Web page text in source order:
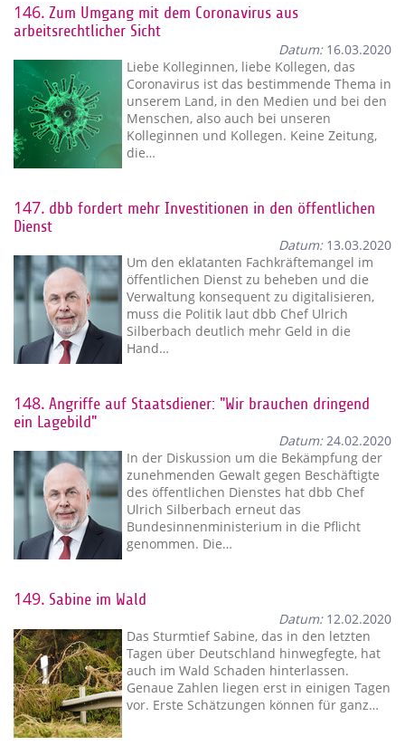
146. Zum Umgang mit dem Coronavirus aus
arbeitsrechtlicher Sicht
Datum:16.03.2020
Liebe Kolleginnen, liebe Kollegen, das
Coronavirus ist das bestimmende Thema in
unserem Land, in den Medien und bei den
Menschen, also auch bei unseren
Kolleginnen und Kollegen. Keine Zeitung,
die…
147. dbb fordert mehr Investitionen in den öffentlichen
Dienst
Datum:13.03.2020
Um den eklatanten Fachkräftemangel im
öffentlichen Dienst zu beheben und die
Verwaltung konsequent zu digitalisieren,
muss die Politik laut dbb Chef Ulrich
Silberbach deutlich mehr Geld in die
Hand…
148. Angriffe auf Staatsdiener: "Wir brauchen dringend
ein Lagebild"
Datum:24.02.2020
In der Diskussion um die Bekämpfung der
zunehmenden Gewalt gegen Beschäftigte
des öffentlichen Dienstes hat dbb Chef
Ulrich Silberbach erneut das
Bundesinnenministerium in die Pflicht
genommen. Die…
149. Sabine im Wald
Datum:12.02.2020
Das Sturmtief Sabine, das in den letzten
Tagen über Deutschland hinwegfegte, hat
auch im Wald Schaden hinterlassen.
Genaue Zahlen liegen erst in einigen Tagen
vor. Erste Schätzungen können für ganz…